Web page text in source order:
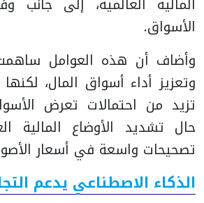
الأسواق.
وأضاف أن هذه العوامل
وتعزيز أداء أسواق المال،
تزيد من احتمالات تعرض
حال تشديد الأوضاع المالية
تصحيحات واسعة في أسعار
الذكاء الاصطناعي يدعم